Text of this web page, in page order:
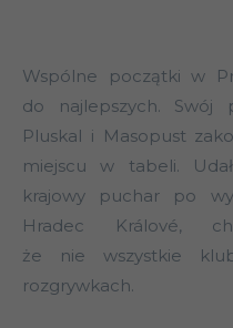
Wspólne początki w
do najlepszych. Swój
Pluskal i Masopust
miejscu w tabeli.
krajowy puchar po
Hradec Králové,
że nie wszystkie
rozgrywkach.